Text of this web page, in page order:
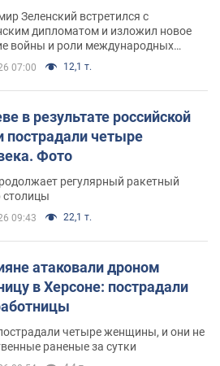
с Безсмертным
Зеленский встретился с
дипломатом и изложил новое
войны и роли международных
в борьбе с Россией
07:00 12,1 т.
в результате российской
пострадали четыре
Фото
регулярный ракетный
столицы
09:43 22,1 т.
атаковали дроном
в Херсоне: пострадали
четыре женщины, и они не
раненые за сутки